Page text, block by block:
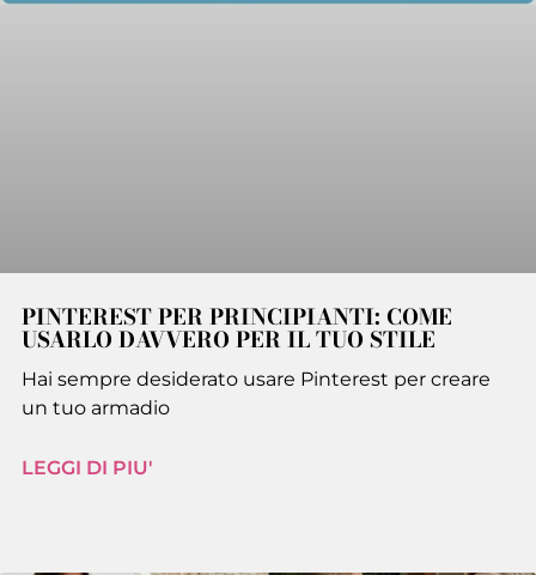
PINTEREST PER PRINCIPIANTI: COME
USARLO DAVVERO PER IL TUO STILE
Hai sempre desiderato usare Pinterest per creare
un tuo armadio
LEGGI DI PIU'